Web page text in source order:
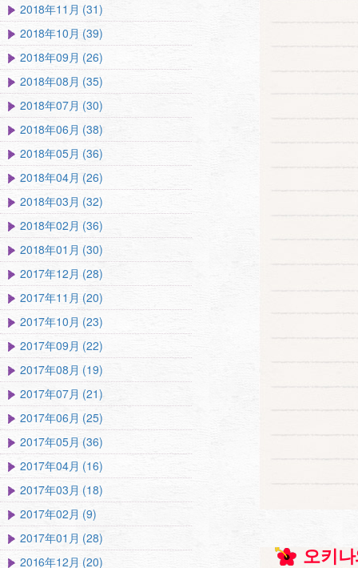
오키
2018年11月 (31)
2018年10月 (39)
2018年09月 (26)
2018年08月 (35)
2018年07月 (30)
2018年06月 (38)
2018年05月 (36)
2018年04月 (26)
2018年03月 (32)
2018年02月 (36)
2018年01月 (30)
2017年12月 (28)
2017年11月 (20)
2017年10月 (23)
2017年09月 (22)
2017年08月 (19)
2017年07月 (21)
2017年06月 (25)
2017年05月 (36)
2017年04月 (16)
2017年03月 (18)
2017年02月 (9)
2017年01月 (28)
2016年12月 (20)